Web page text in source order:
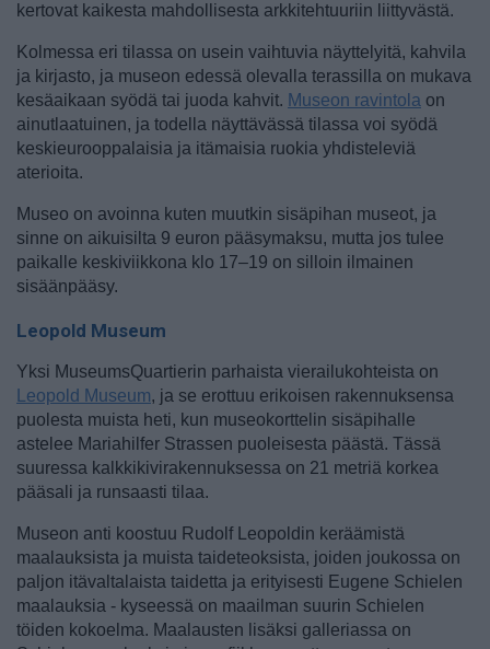
kertovat kaikesta mahdollisesta arkkitehtuuriin liittyvästä.
Kolmessa eri tilassa on usein vaihtuvia näyttelyitä, kahvila
ja kirjasto, ja museon edessä olevalla terassilla on mukava
kesäaikaan syödä tai juoda kahvit. Museon ravintola on
ainutlaatuinen, ja todella näyttävässä tilassa voi syödä
keskieurooppalaisia ja itämaisia ruokia yhdisteleviä
aterioita.
Museo on avoinna kuten muutkin sisäpihan museot, ja
sinne on aikuisilta 9 euron pääsymaksu, mutta jos tulee
paikalle keskiviikkona klo 17–19 on silloin ilmainen
sisäänpääsy.
Leopold Museum
Yksi MuseumsQuartierin parhaista vierailukohteista on
Leopold Museum, ja se erottuu erikoisen rakennuksensa
puolesta muista heti, kun museokorttelin sisäpihalle
astelee Mariahilfer Strassen puoleisesta päästä. Tässä
suuressa kalkkikivirakennuksessa on 21 metriä korkea
pääsali ja runsaasti tilaa.
Museon anti koostuu Rudolf Leopoldin keräämistä
maalauksista ja muista taideteoksista, joiden joukossa on
paljon itävaltalaista taidetta ja erityisesti Eugene Schielen
maalauksia - kyseessä on maailman suurin Schielen
töiden kokoelma. Maalausten lisäksi galleriassa on